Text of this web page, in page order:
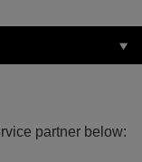
partner below: